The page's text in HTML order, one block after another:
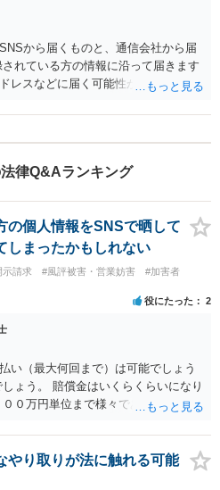
から届くものと、通信会社から届
れている方の情報に沿って届きます
レスなどに届く可能性が高いといえ
であれば携帯の契約者へ、Ｗｉ-Ｆｉ
律Q&Aランキング
の個人情報をSNSで晒して
しまったかもしれない
示請求 #風評被害・営業妨害
#加害者
役にたった 2
い（最大何回まで）は可能でしょう
ょう。 賠償金はいくらくらいになり
０万円単位まで様々であり、不明で
払が開始され、決裂して相手方が訴
決がなされる流れが通常です。
やり取りが法に触れる可能